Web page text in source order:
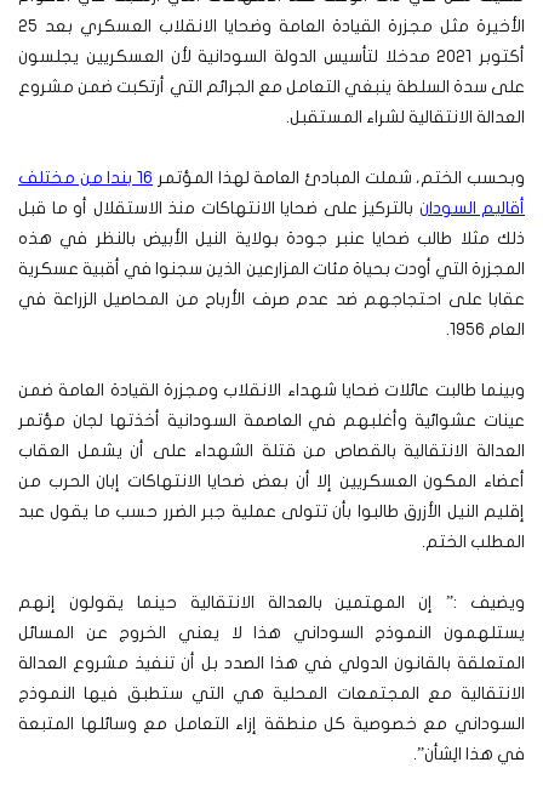
الأخيرة مثل مجزرة القيادة العامة وضحايا الانقلاب العسكري بعد 25
أكتوبر 2021 مدخلا لتأسيس الدولة السودانية لأن العسكريين يجلسون
على سدة السلطة ينبغي التعامل مع الجرائم التي أرتكبت ضمن مشروع
العدالة الانتقالية لشراء المستقبل.
وبحسب الختم، شملت المبادئ العامة لهذا المؤتمر
16 بندا من مختلف
أقاليم السودان بالتركيز على ضحايا الانتهاكات منذ الاستقلال أو ما قبل
ذلك مثلا طالب ضحايا عنبر جودة بولاية النيل الأبيض بالنظر في هذه
المجزرة التي أودت بحياة مئات المزارعين الذين سجنوا في أقبية عسكرية
عقابا على احتجاجهم ضد عدم صرف الأرباح من المحاصيل الزراعة في
العام 1956.
وبينما طالبت عائلات ضحايا شهداء الانقلاب ومجزرة القيادة العامة ضمن
عينات عشوائية وأغلبهم في العاصمة السودانية أخذتها لجان مؤتمر
العدالة الانتقالية بالقصاص من قتلة الشهداء على أن يشمل العقاب
أعضاء المكون العسكريين إلا أن بعض ضحايا الانتهاكات إبان الحرب من
إقليم النيل الأزرق طالبوا بأن تتولى عملية جبر الضرر حسب ما يقول عبد
المطلب الختم.
ويضيف :” إن المهتمين بالعدالة الانتقالية حينما يقولون إنهم
يستلهمون النموذج السوداني هذا لا يعني الخروج عن المسائل
المتعلقة بالقانون الدولي في هذا الصدد بل أن تنفيذ مشروع العدالة
الانتقالية مع المجتمعات المحلية هي التي ستطبق فيها النموذج
السوداني مع خصوصية كل منطقة إزاء التعامل مع وسائلها المتبعة
في هذا الِشأن”.